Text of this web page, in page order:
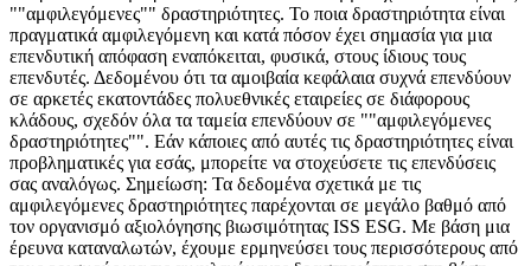
""αμφιλεγόμενες"" δραστηριότητες. Το ποια δραστηριότητα είναι
πραγματικά αμφιλεγόμενη και κατά πόσον έχει σημασία για μια
επενδυτική απόφαση εναπόκειται, φυσικά, στους ίδιους τους
επενδυτές. Δεδομένου ότι τα αμοιβαία κεφάλαια συχνά επενδύουν
σε αρκετές εκατοντάδες πολυεθνικές εταιρείες σε διάφορους
κλάδους, σχεδόν όλα τα ταμεία επενδύουν σε ""αμφιλεγόμενες
δραστηριότητες"". Εάν κάποιες από αυτές τις δραστηριότητες είναι
προβληματικές για εσάς, μπορείτε να στοχεύσετε τις επενδύσεις
σας αναλόγως. Σημείωση: Τα δεδομένα σχετικά με τις
αμφιλεγόμενες δραστηριότητες παρέχονται σε μεγάλο βαθμό από
τον οργανισμό αξιολόγησης βιωσιμότητας ISS ESG. Με βάση μια
έρευνα καταναλωτών, έχουμε ερμηνεύσει τους περισσότερους από